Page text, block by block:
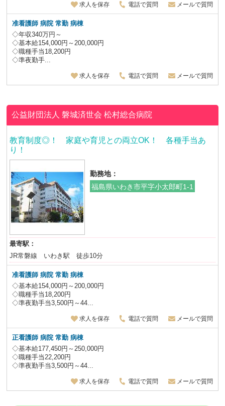
求人を保存 電話で質問 メールで質問
准看護師 病院 常勤 病棟
◇年収340万円～
◇基本給154,000円～200,000円
◇職種手当18,200円
◇準夜勤手...
求人を保存 電話で質問 メールで質問
公益財団法人 磐城済世会松村総合病院
教育制度◎！ 家庭や育児との両立OK！ 各種手当あ
り！
勤務地：
福島県いわき市平字小太郎町1-1
最寄駅：
JR常磐線 いわき駅 徒歩10分
准看護師 病院 常勤 病棟
◇基本給154,000円～200,000円
◇職種手当18,200円
◇準夜勤手当3,500円～44...
求人を保存 電話で質問 メールで質問
正看護師 病院 常勤 病棟
◇基本給177,450円～250,000円
◇職種手当22,200円
◇準夜勤手当3,500円～44...
求人を保存 電話で質問 メールで質問